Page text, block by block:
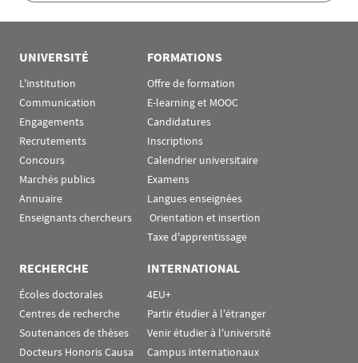
UNIVERSITÉ
L'institution
Communication
Engagements
Recrutements
Concours
Marchés publics
Annuaire
Enseignants chercheurs
FORMATIONS
Offre de formation
E-learning et MOOC
Candidatures
Inscriptions
Calendrier universitaire
Examens
Langues enseignées
Orientation et insertion
Taxe d'apprentissage
RECHERCHE
Écoles doctorales
Centres de recherche
Soutenances de thèses
Docteurs Honoris Causa
INTERNATIONAL
4EU+
Partir étudier à l'étranger
Venir étudier à l'université
Campus internationaux